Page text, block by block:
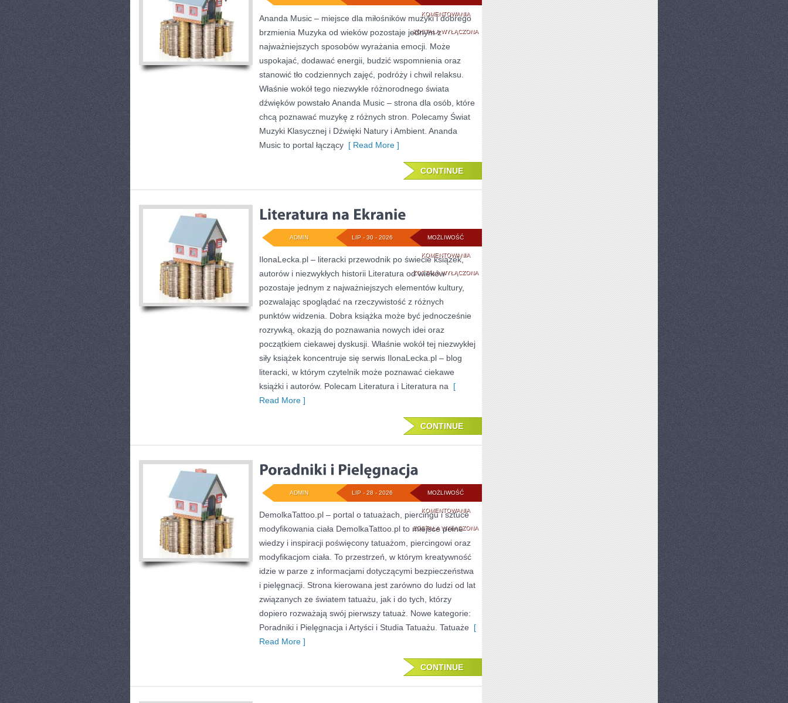
KOMENTOWANIARECENZJE
I
REKOMENDACJE
ZOSTAŁA WYŁĄCZONA
Ananda Music – miejsce dla miłośników muzyki i dobrego
brzmienia Muzyka od wieków pozostaje jednym z
najważniejszych sposobów wyrażania emocji. Może
uspokajać, dodawać energii, budzić wspomnienia oraz
stanowić tło codziennych zajęć, podróży i chwil relaksu.
Właśnie wokół tego niezwykle różnorodnego świata
dźwięków powstało Ananda Music – strona dla osób, które
chcą poznawać muzykę z różnych stron. Polecamy Świat
Muzyki Klasycznej i Dźwięki Natury i Ambient. Ananda
Music to portal łączący [ Read More ]
CONTINUE
MOŻLIWOŚĆ
KOMENTOWANIALITERATURA
NA
EKRANIE
ZOSTAŁA WYŁĄCZONA
LIP - 30 - 2026
ADMIN
IlonaLecka.pl – literacki przewodnik po świecie książek,
autorów i niezwykłych historii Literatura od wieków
pozostaje jednym z najważniejszych elementów kultury,
pozwalając spoglądać na rzeczywistość z różnych
punktów widzenia. Dobra książka może być jednocześnie
rozrywką, okazją do poznawania nowych idei oraz
początkiem ciekawej dyskusji. Właśnie wokół tej niezwykłej
siły książek koncentruje się serwis IlonaLecka.pl – blog
literacki, w którym czytelnik może poznawać ciekawe
książki i autorów. Polecam Literatura i Literatura na [
Read More ]
CONTINUE
MOŻLIWOŚĆ
KOMENTOWANIAPORADNIKI
I
PIELĘGNACJA
ZOSTAŁA WYŁĄCZONA
LIP - 28 - 2026
ADMIN
DemolkaTattoo.pl – portal o tatuażach, piercingu i sztuce
modyfikowania ciała DemolkaTattoo.pl to miejsce pełne
wiedzy i inspiracji poświęcony tatuażom, piercingowi oraz
modyfikacjom ciała. To przestrzeń, w którym kreatywność
idzie w parze z informacjami dotyczącymi bezpieczeństwa
i pielęgnacji. Strona kierowana jest zarówno do ludzi od lat
związanych ze światem tatuażu, jak i do tych, którzy
dopiero rozważają swój pierwszy tatuaż. Nowe kategorie:
Poradniki i Pielęgnacja i Artyści i Studia Tatuażu. Tatuaże [
Read More ]
CONTINUE